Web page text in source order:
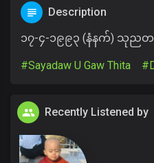
Description
၁၇-၄-၁၉၉၃ (နံနက်) သုည
#Sayadaw U Gaw Thita
Recently Listened by